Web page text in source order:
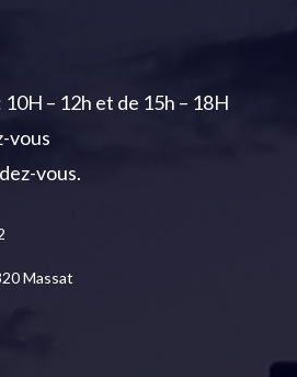
– 12h et de 15h – 18H
vous
vous.
Massat